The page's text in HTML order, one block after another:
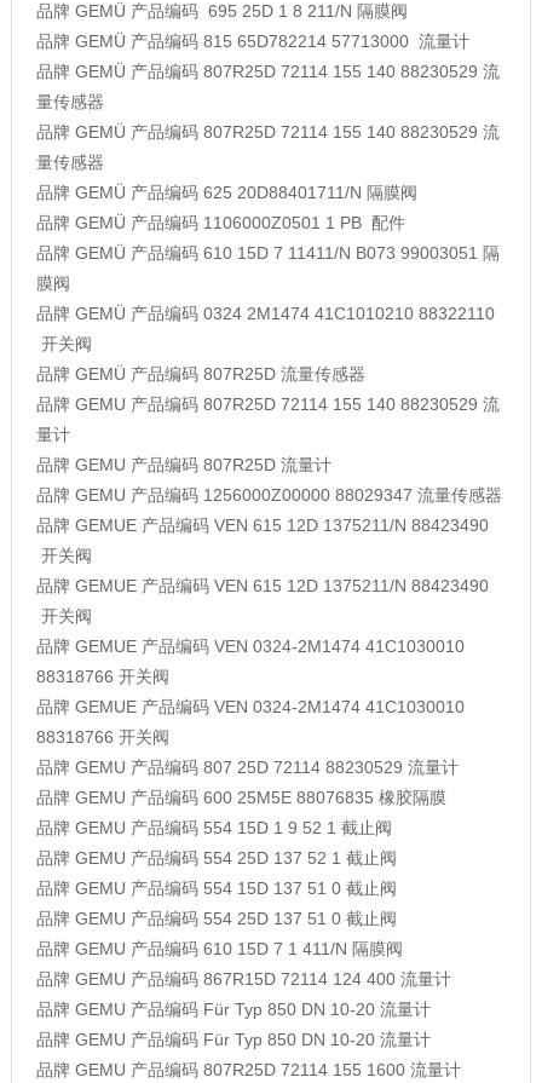
品牌 GEMÜ 产品编码 695 25D 1 8 211/N 隔膜阀
品牌 GEMÜ 产品编码 815 65D782214 57713000 流量计
品牌 GEMÜ 产品编码 807R25D 72114 155 140 88230529 流
量传感器
品牌 GEMÜ 产品编码 807R25D 72114 155 140 88230529 流
量传感器
品牌 GEMÜ 产品编码 625 20D88401711/N 隔膜阀
品牌 GEMÜ 产品编码 1106000Z0501 1 PB 配件
品牌 GEMÜ 产品编码 610 15D 7 11411/N B073 99003051 隔
膜阀
品牌 GEMÜ 产品编码 0324 2M1474 41C1010210 88322110
开关阀
品牌 GEMÜ 产品编码 807R25D 流量传感器
品牌 GEMU 产品编码 807R25D 72114 155 140 88230529 流
量计
品牌 GEMU 产品编码 807R25D 流量计
品牌 GEMU 产品编码 1256000Z00000 88029347 流量传感器
品牌 GEMUE 产品编码 VEN 615 12D 1375211/N 88423490
开关阀
品牌 GEMUE 产品编码 VEN 615 12D 1375211/N 88423490
开关阀
品牌 GEMUE 产品编码 VEN 0324-2M1474 41C1030010
88318766 开关阀
品牌 GEMUE 产品编码 VEN 0324-2M1474 41C1030010
88318766 开关阀
品牌 GEMU 产品编码 807 25D 72114 88230529 流量计
品牌 GEMU 产品编码 600 25M5E 88076835 橡胶隔膜
品牌 GEMU 产品编码 554 15D 1 9 52 1 截止阀
品牌 GEMU 产品编码 554 25D 137 52 1 截止阀
品牌 GEMU 产品编码 554 15D 137 51 0 截止阀
品牌 GEMU 产品编码 554 25D 137 51 0 截止阀
品牌 GEMU 产品编码 610 15D 7 1 411/N 隔膜阀
品牌 GEMU 产品编码 867R15D 72114 124 400 流量计
品牌 GEMU 产品编码 Für Typ 850 DN 10-20 流量计
品牌 GEMU 产品编码 Für Typ 850 DN 10-20 流量计
品牌 GEMU 产品编码 807R25D 72114 155 1600 流量计